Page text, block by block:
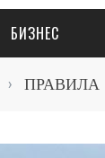
БИЗНЕС
› ПРАВИЛА